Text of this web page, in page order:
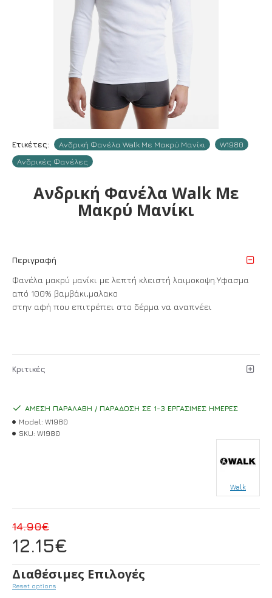
Ετικέτες: Ανδρική Φανέλα Walk Με Μακρύ Μανίκι
W1980
Ανδρικές Φανέλες
Ανδρική Φανέλα Walk Με
Μακρύ Μανίκι
Περιγραφή
Φανέλα μακρύ μανίκι με λεπτή κλειστή λαιμοκοψη.Υφασμα
από 100% βαμβάκι,μαλακο
στην αφή που επιτρέπει στο δέρμα να αναπνέει
Κριτικές
12.15€
14.90€
ΆΜΕΣΗ ΠΑΡΑΛΑΒΉ / ΠΑΡΆΔΟΣΗ ΣΕ 1-3 ΕΡΓΆΣΙΜΕΣ ΗΜΈΡΕΣ
Model: W1980
SKU: W1980
Walk
Διαθέσιμες Επιλογές
Reset options